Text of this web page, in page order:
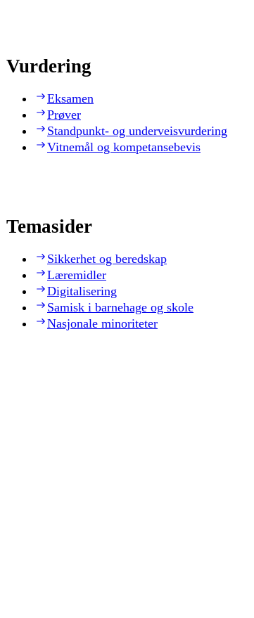
Vurdering
Eksamen
Prøver
Standpunkt- og underveisvurdering
Vitnemål og kompetansebevis
Temasider
Sikkerhet og beredskap
Læremidler
Digitalisering
Samisk i barnehage og skole
Nasjonale minoriteter